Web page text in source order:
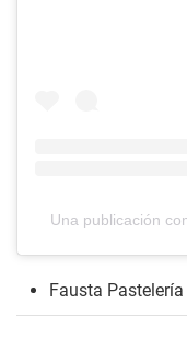
Una publicación
Fausta